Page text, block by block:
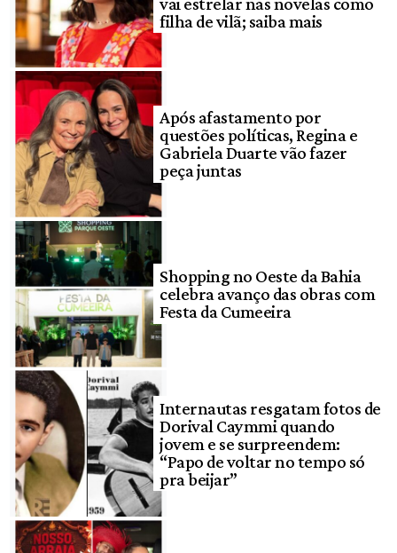
filha de vilã; saiba mais
Após afastamento por
questões políticas, Regina e
Gabriela Duarte vão fazer
peça juntas
Shopping no Oeste da Bahia
celebra avanço das obras com
Festa da Cumeeira
Internautas resgatam fotos de
Dorival Caymmi quando
jovem e se surpreendem:
“Papo de voltar no tempo só
pra beijar”